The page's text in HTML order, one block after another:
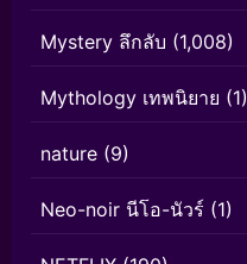
Mystery ลึกลับ (1,008)
Mythology เทพนิยาย (1)
nature (9)
Neo-noir นีโอ-นัวร์ (1)